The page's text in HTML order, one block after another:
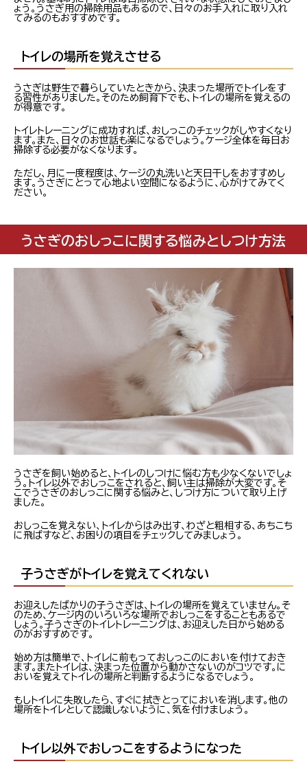
ょう。うさぎ用の掃除用品もあるので、日々のお手入れに取り入れ
てみるのもおすすめです。
トイレの場所を覚えさせる
うさぎは野生で暮らしていたときから、決まった場所でトイレをす
る習性がありました。そのため飼育下でも、トイレの場所を覚えるの
が得意です。
トイレトレーニングに成功すれば、おしっこのチェックがしやすくなり
ます。また、日々のお世話も楽になるでしょう。ケージ全体を毎日お
掃除する必要がなくなります。
ただし、月に一度程度は、ケージの丸洗いと天日干しをおすすめし
ます。うさぎにとって心地よい空間になるように、心がけてみてく
ださい。
うさぎのおしっこに関する悩みとしつけ方法
うさぎを飼い始めると、トイレのしつけに悩む方も少なくないでしょ
う。トイレ以外でおしっこをされると、飼い主は掃除が大変です。そ
こでうさぎのおしっこに関する悩みと、しつけ方について取り上げ
ました。
おしっこを覚えない、トイレからはみ出す、わざと粗相する、あちこち
に飛ばすなど、お困りの項目をチェックしてみましょう。
子うさぎがトイレを覚えてくれない
お迎えしたばかりの子うさぎは、トイレの場所を覚えていません。そ
のため、ケージ内のいろいろな場所でおしっこをすることもあるで
しょう。子うさぎのトイレトレーニングは、お迎えした日から始める
のがおすすめです。
始め方は簡単で、トイレに前もっておしっこのにおいを付けておき
ます。またトイレは、決まった位置から動かさないのがコツです。に
おいを覚えてトイレの場所と判断するようになるでしょう。
もしトイレに失敗したら、すぐに拭きとってにおいを消します。他の
場所をトイレとして認識しないように、気を付けましょう。
トイレ以外でおしっこをするようになった